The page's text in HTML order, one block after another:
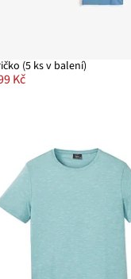
(5 ks v balení)
Kč